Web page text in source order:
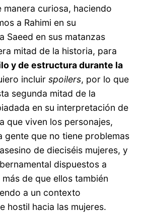
curiosa, haciendo
a Rahimi en su
Saeed en sus matanzas
mitad de la historia, para
y de estructura durante la
incluirspoilers, por lo que
segunda mitad de la
en su interpretación de
que viven los personajes,
gente que no tiene problemas
de dieciséis mujeres, y
dispuestos a
de que ellos también
a un contexto
hostil hacia las mujeres.